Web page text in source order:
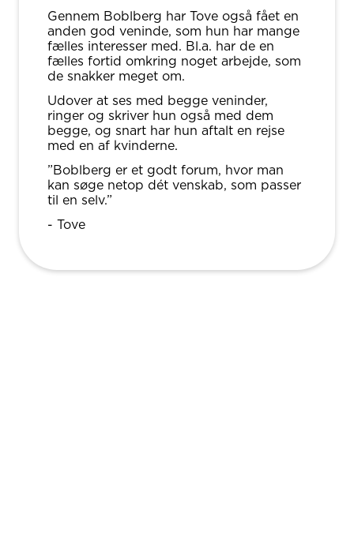
Gennem Boblberg har Tove også fået en
anden god veninde, som hun har mange
fælles interesser med. Bl.a. har de en
fælles fortid omkring noget arbejde, som
de snakker meget om.
Udover at ses med begge veninder,
ringer og skriver hun også med dem
begge, og snart har hun aftalt en rejse
med en af kvinderne.
”Boblberg er et godt forum, hvor man
kan søge netop dét venskab, som passer
til en selv.”
- Tove